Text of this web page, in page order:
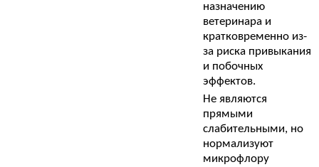
назначению
ветеринара и
кратковременно из-
за риска привыкания
и побочных
эффектов.
Не являются
прямыми
слабительными, но
нормализуют
микрофлору